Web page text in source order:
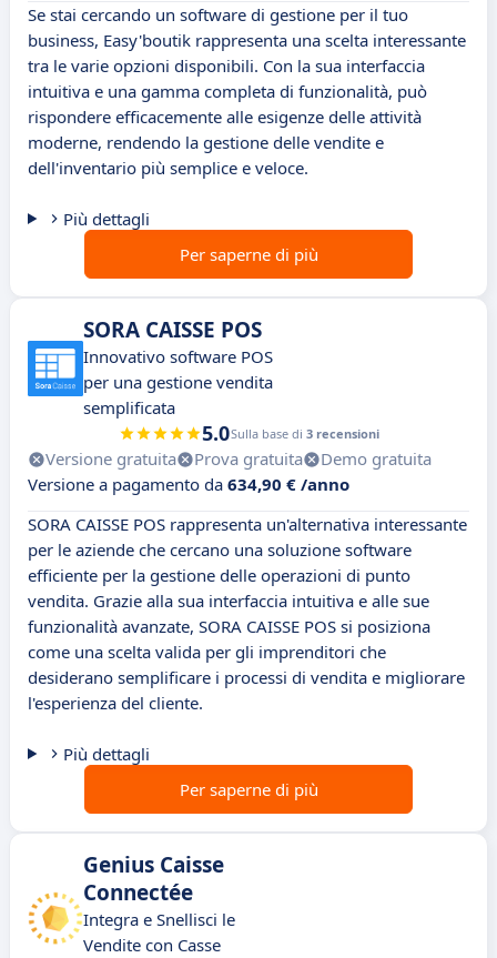
Se stai cercando un software di gestione per il tuo
business, Easy'boutik rappresenta una scelta interessante
tra le varie opzioni disponibili. Con la sua interfaccia
intuitiva e una gamma completa di funzionalità, può
rispondere efficacemente alle esigenze delle attività
moderne, rendendo la gestione delle vendite e
dell'inventario più semplice e veloce.
Più dettagli
Per saperne di più
SORA CAISSE POS
Innovativo software POS
per una gestione vendita
semplificata
5.0Sulla base di 3 recensioni
Versione gratuita Prova gratuita
Demo gratuita
Versione a pagamento da 634,90 € /anno
SORA CAISSE POS rappresenta un'alternativa interessante
per le aziende che cercano una soluzione software
efficiente per la gestione delle operazioni di punto
vendita. Grazie alla sua interfaccia intuitiva e alle sue
funzionalità avanzate, SORA CAISSE POS si posiziona
come una scelta valida per gli imprenditori che
desiderano semplificare i processi di vendita e migliorare
l'esperienza del cliente.
Più dettagli
Per saperne di più
Genius Caisse
Connectée
Integra e Snellisci le
Vendite con Casse